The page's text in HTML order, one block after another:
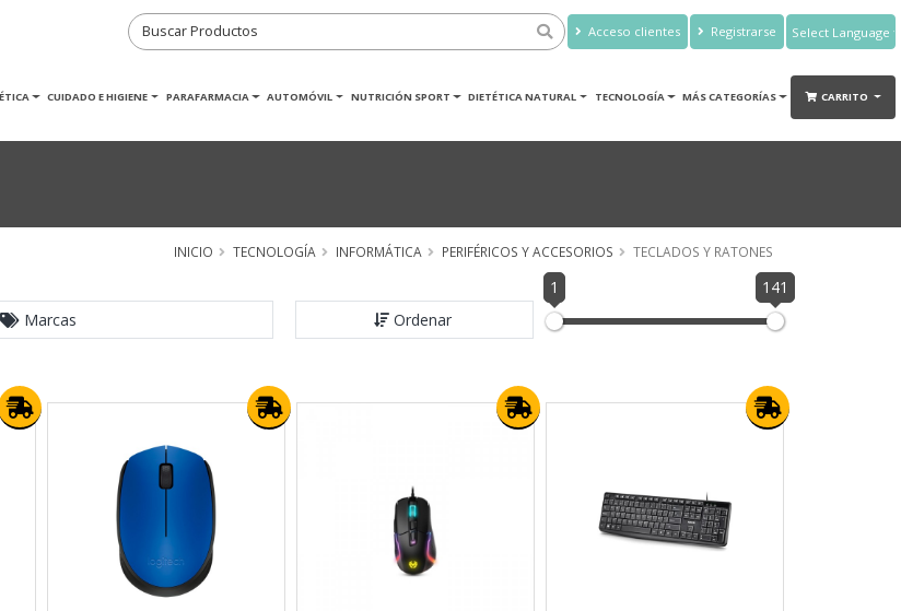
Acceso clientes Registrarse
Translate
CUIDADO E HIGIENE PARAFARMACIA AUTOMÓVIL NUTRICIÓN SPORT DIETÉTICA NATURAL TECNOLOGÍA MÁS CATEGORÍAS CARRITO
INICIO TECNOLOGÍA INFORMÁTICA PERIFÉRICOS Y ACCESORIOS TECLADOS Y RATONES
Marcas Ordenar
1 141